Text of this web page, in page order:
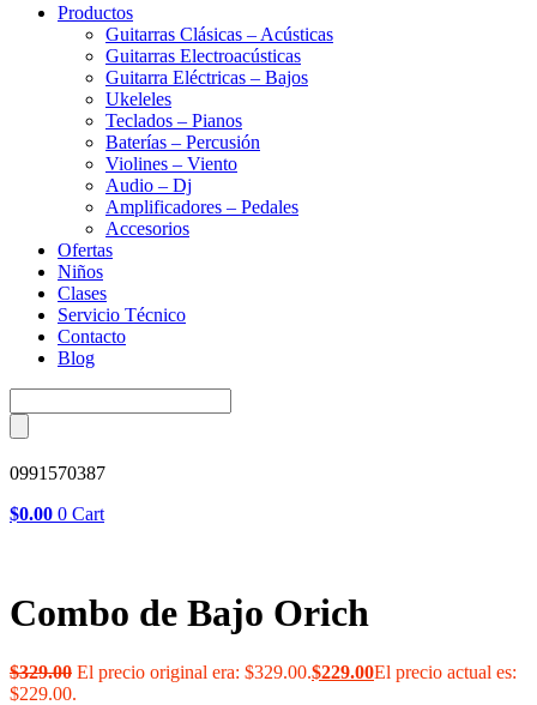
Productos
Guitarras Clásicas – Acústicas
Guitarras Electroacústicas
Guitarra Eléctricas – Bajos
Ukeleles
Teclados – Pianos
Baterías – Percusión
Violines – Viento
Audio – Dj
Amplificadores – Pedales
Accesorios
Ofertas
Niños
Clases
Servicio Técnico
Contacto
Blog
0991570387
$0.00 0 Cart
Combo de Bajo Orich
$329.00 El precio original era: $329.00.$229.00El precio actual es:
$229.00.